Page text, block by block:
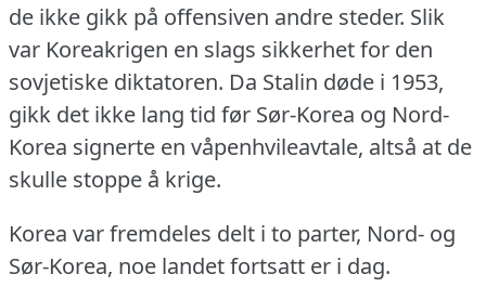
de ikke gikk på offensiven andre steder. Slik
var Koreakrigen en slags sikkerhet for den
sovjetiske diktatoren. Da Stalin døde i 1953,
gikk det ikke lang tid før Sør-Korea og Nord-
Korea signerte en våpenhvileavtale, altså at de
skulle stoppe å krige.
Korea var fremdeles delt i to parter, Nord- og
Sør-Korea, noe landet fortsatt er i dag.